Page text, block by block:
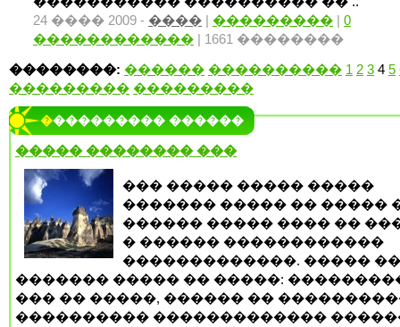
24 ���� 2009 - ���� | ��������� | 0
������������ | 1661 ��������
��������: ������ ���������� 1 2 3 4 5
��������� ���������
���������� ������
����� �������� ���
��� ����� ����� �����
������� ����� �� �����
������ ����� ���� ��
� ������ ������������
�������������. �����
������� ����� �� �����:
��� �� �����, ������ ��
���������� �������������